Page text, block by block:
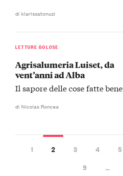
di klarissatonuzi
LETTURE GOLOSE
Agrisalumeria Luiset, da
vent’anni ad Alba
Il sapore delle cose fatte bene
di Nicolas Roncea
1 2 3 4 5
9
…